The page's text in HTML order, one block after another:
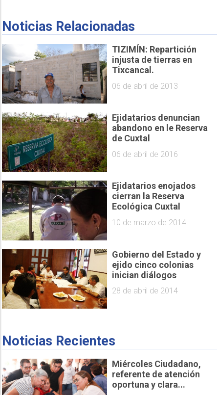
Noticias Relacionadas
TIZIMÍN: Repartición
injusta de tierras en
Tixcancal.
06 de abril de 2013
Ejidatarios denuncian
abandono en le Reserva
de Cuxtal
06 de abril de 2016
Ejidatarios enojados
cierran la Reserva
Ecológica Cuxtal
10 de marzo de 2014
Gobierno del Estado y
ejido cinco colonias
inician diálogos
28 de abril de 2014
Noticias Recientes
Miércoles Ciudadano,
referente de atención
oportuna y clara...